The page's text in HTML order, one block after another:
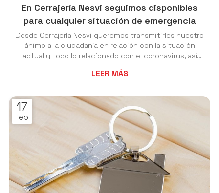
En Cerrajería Nesvi seguimos disponibles
para cualquier situación de emergencia
Desde Cerrajería Nesvi queremos transmitirles nuestro
ánimo a la ciudadanía en relación con la situación
actual y todo lo relacionado con el coronavirus, así
pautadas por el gobierno español con respecto al
viviendas hasta que la situación se normalice, es
necesario respetar algunas precauciones como:
Lavarse correctamente las manos con agua y jabón o
utilizar desinfectante de manos. Evitar...
LEER MÁS
17
feb